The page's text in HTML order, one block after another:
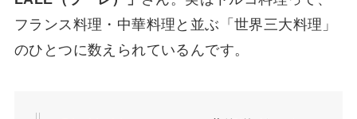
フランス料理・中華料理と並ぶ「世界三大料理」
のひとつに数えられているんです。